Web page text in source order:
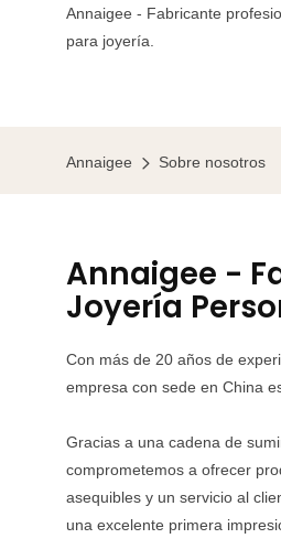
Annaigee - Fabricante
para joyería.
Annaigee Sobre nosotros
Annaigee -
Joyería
Con más de 20 años de
empresa con sede en China
Gracias a una cadena de
comprometemos a ofrecer
asequibles y un servicio al
una excelente primera